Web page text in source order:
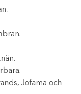
Jofama och